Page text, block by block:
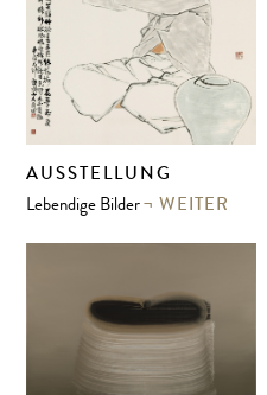
AUSSTELLUNG
Lebendige Bilder WEITER